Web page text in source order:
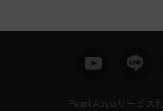
Pearl Abyssサービス